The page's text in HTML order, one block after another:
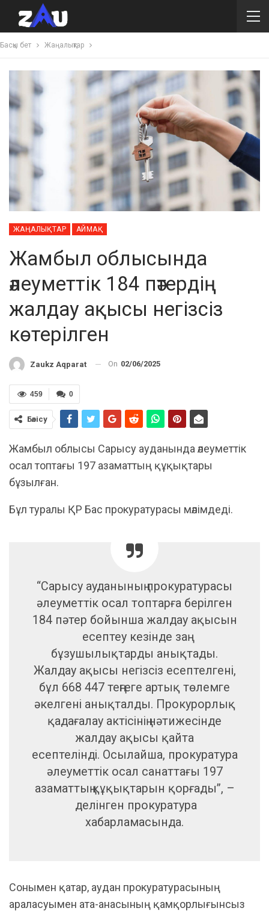
Басқы бет Жаңалықтар
ЖАҢАЛЫҚТАР АЙМАҚ
Жамбыл облысында
әлеуметтік 184 пәтердің
жалдау ақысы негізсіз
көтерілген
Zaukz Aqparat On 02/06/2025
0
459
Бөлісу
Жамбыл облысы Сарысу ауданында әлеуметтік
осал топтағы 197 азаматтың құқықтары
бұзылған.
Бұл туралы ҚР Бас прокуратурасы мәлімдеді.
“Сарысу ауданының прокуратурасы
әлеуметтік осал топтарға берілген
184 пәтер бойынша жалдау ақысын
есептеу кезінде заң
бұзушылықтарды анықтады.
Жалдау ақысы негізсіз есептелгені,
бұл 668 447 теңгеге артық төлемге
әкелгені анықталды. Прокурорлық
қадағалау актісінің нәтижесінде
жалдау ақысы қайта
есептелінді. Осылайша, прокуратура
әлеуметтік осал санаттағы 197
азаматтың құқықтарын қорғады”, –
делінген прокуратура
хабарламасында.
Сонымен қатар, аудан прокуратурасының
араласуымен ата-анасының қамқорлығынсыз